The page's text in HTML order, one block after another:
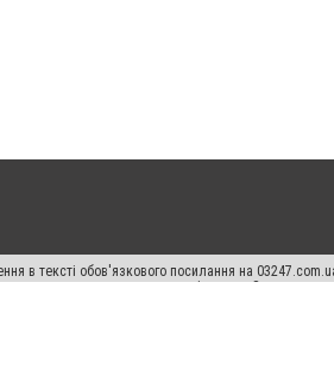
в тексті обов'язкового посилання на
виняткових прав переслідується Законом.